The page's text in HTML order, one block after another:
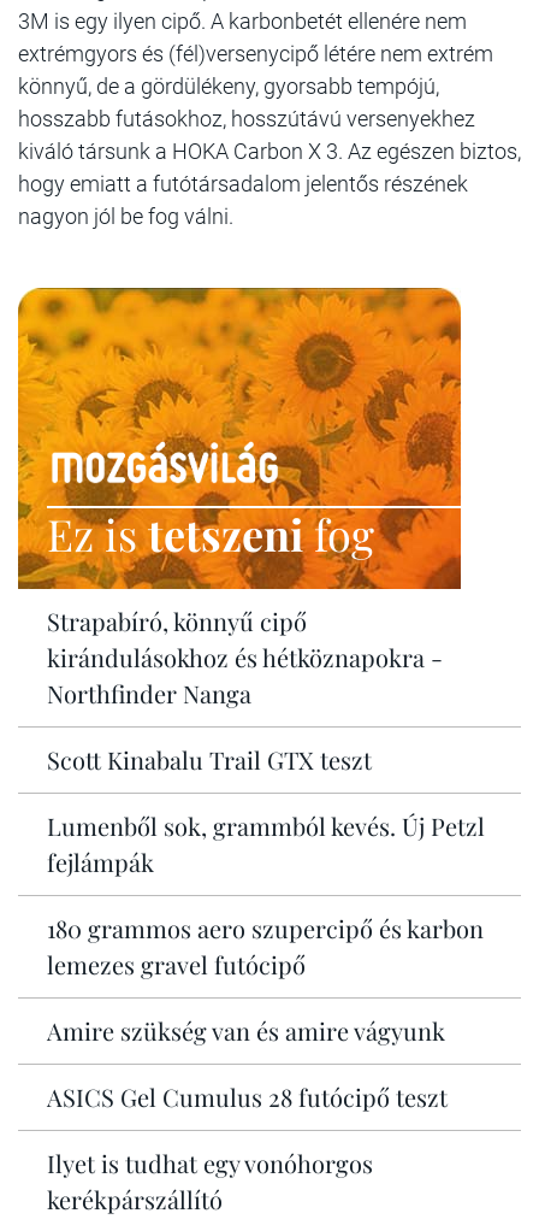
3M is egy ilyen cipő. A karbonbetét ellenére nem
extrémgyors és (fél)versenycipő létére nem extrém
könnyű, de a gördülékeny, gyorsabb tempójú,
hosszabb futásokhoz, hosszútávú versenyekhez
kiváló társunk a HOKA Carbon X 3. Az egészen biztos,
hogy emiatt a futótársadalom jelentős részének
nagyon jól be fog válni.
Ez istetszenifog
Strapabíró, könnyű cipő
kirándulásokhoz és hétköznapokra -
Northfinder Nanga
Scott Kinabalu Trail GTX teszt
Lumenből sok, grammból kevés. Új Petzl
fejlámpák
180 grammos aero szupercipő és karbon
lemezes gravel futócipő
Amire szükség van és amire vágyunk
ASICS Gel Cumulus 28 futócipő teszt
Ilyet is tudhat egy vonóhorgos
kerékpárszállító